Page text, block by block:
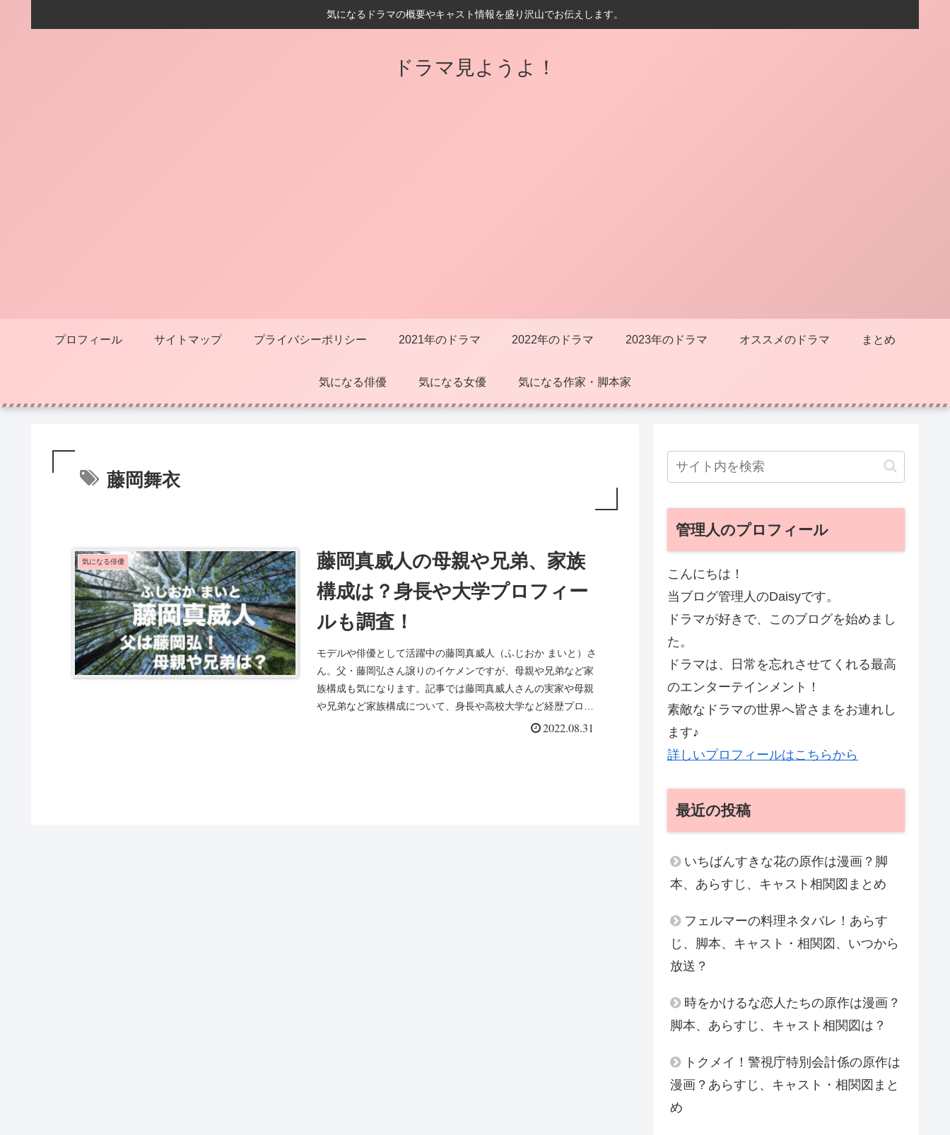
気になるドラマの概要やキャスト情報を盛り沢山でお伝えします。
ドラマ見ようよ！
プロフィール サイトマップ プライバシーポリシー 2021年のドラマ 2022年のドラマ 2023年のドラマ オススメのドラマ まとめ
気になる俳優 気になる女優 気になる作家・脚本家
藤岡舞衣
気になる俳優
藤岡真威人の母親や兄弟、家族
構成は？身長や大学プロフィー
ルも調査！
モデルや俳優として活躍中の藤岡真威人（ふじおか まいと）さ
ん。父・藤岡弘さん譲りのイケメンですが、母親や兄弟など家
族構成も気になります。記事では藤岡真威人さんの実家や母親
や兄弟など家族構成について、身長や高校大学など経歴プロフ
2022.08.31
管理人のプロフィール
こんにちは！
当ブログ管理人のDaisyです。
ドラマが好きで、このブログを始めまし
た。
ドラマは、日常を忘れさせてくれる最高
のエンターテインメント！
素敵なドラマの世界へ皆さまをお連れし
ます♪
詳しいプロフィールはこちらから
最近の投稿
いちばんすきな花の原作は漫画？脚
本、あらすじ、キャスト相関図まとめ
フェルマーの料理ネタバレ！あらす
じ、脚本、キャスト・相関図、いつから
放送？
時をかけるな恋人たちの原作は漫画？
脚本、あらすじ、キャスト相関図は？
トクメイ！警視庁特別会計係の原作は
漫画？あらすじ、キャスト・相関図まと
め